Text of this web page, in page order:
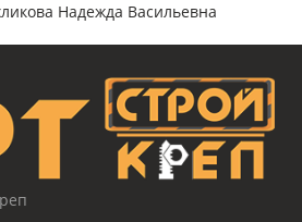
Надежда Васильевна